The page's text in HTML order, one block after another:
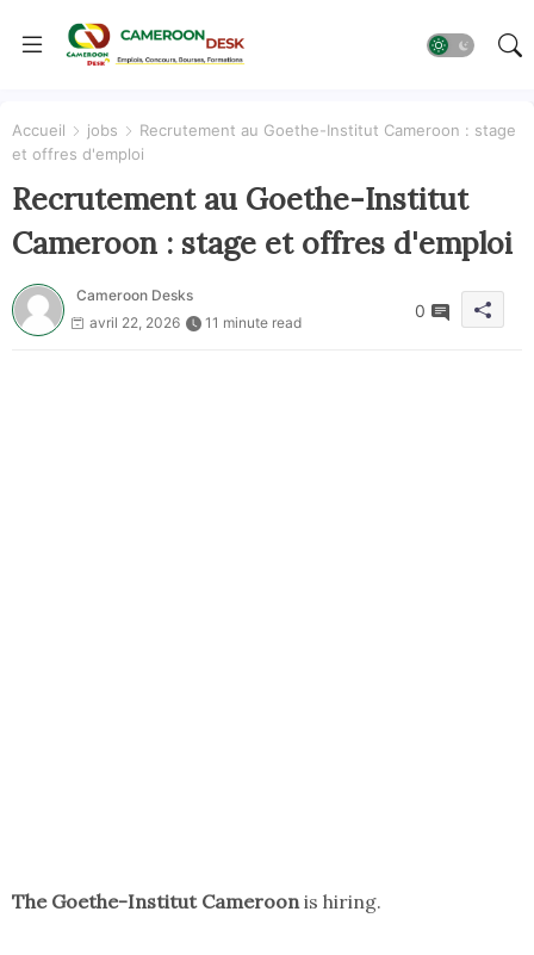
Accueil jobs
Recrutement au Goethe-Institut Cameroon : stage
et offres d'emploi
Recrutement au Goethe-Institut
Cameroon : stage et offres d'emploi
Cameroon Desks
avril 22, 2026
11 minute read
0
The Goethe-Institut Cameroonis hiring.